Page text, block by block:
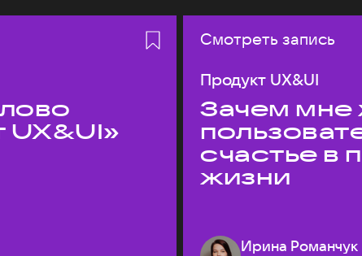
UX&UI»
Смотреть запись
Продукт UX&UI
Зачем мне
счастье в
жизни
Ирина Романчук